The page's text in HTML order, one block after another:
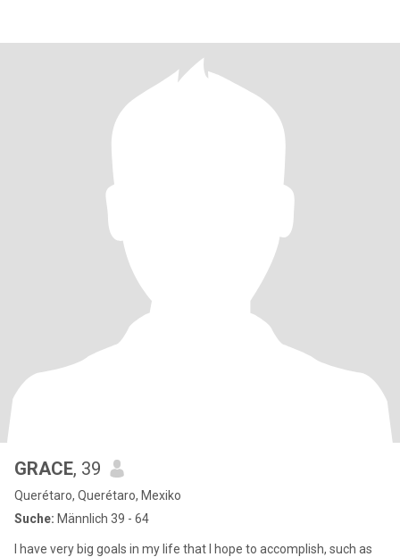
GRACE, 39
Querétaro, Querétaro, Mexiko
Suche: Männlich 39 - 64
I have very big goals in my life that I hope to accomplish, such as